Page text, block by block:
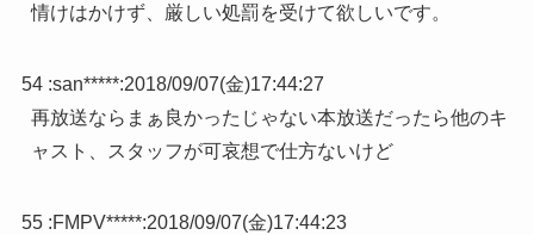
情けはかけず、厳しい処罰を受けて欲しいです。
54 :san*****:2018/09/07(金)17:44:27
再放送ならまぁ良かったじゃない本放送だったら他のキ
ャスト、スタッフが可哀想で仕方ないけど
55 :FMPV*****:2018/09/07(金)17:44:23